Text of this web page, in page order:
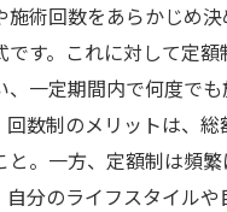
施術回数をあらかじめ
です。これに対して定
、一定期間内で何度で
回数制のメリットは、
と。一方、定額制は頻
自分のライフスタイル